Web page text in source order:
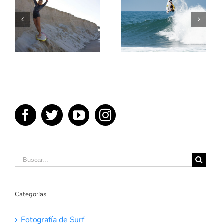
5 MEJORES
PELICULAS
DE SURF
TE
ENSEÑAMOS
UN POCO
SOBRE
TÉRMINOS
Buscar:
Categorías
Fotografía de Surf